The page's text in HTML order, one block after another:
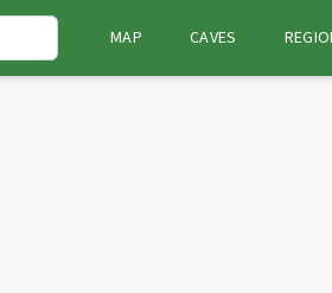
MAP CAVES